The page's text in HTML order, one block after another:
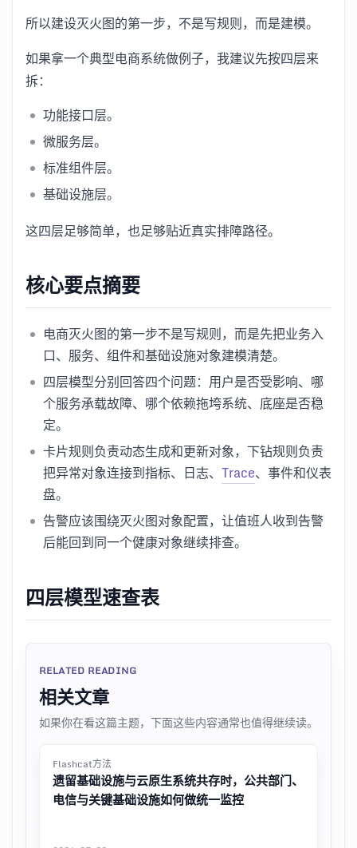
所以建设灭火图的第一步，不是写规则，而是建模。
如果拿一个典型电商系统做例子，我建议先按四层来
拆：
功能接口层。
微服务层。
标准组件层。
基础设施层。
这四层足够简单，也足够贴近真实排障路径。
核心要点摘要
电商灭火图的第一步不是写规则，而是先把业务入
口、服务、组件和基础设施对象建模清楚。
四层模型分别回答四个问题：用户是否受影响、哪
个服务承载故障、哪个依赖拖垮系统、底座是否稳
定。
卡片规则负责动态生成和更新对象，下钻规则负责
把异常对象连接到指标、日志、 Trace、事件和仪表
盘。
告警应该围绕灭火图对象配置，让值班人收到告警
后能回到同一个健康对象继续排查。
四层模型速查表
RELATED READING
相关文章
如果你在看这篇主题，下面这些内容通常也值得继续读。
Flashcat方法
遗留基础设施与云原生系统共存时，公共部门、
电信与关键基础设施如何做统一监控